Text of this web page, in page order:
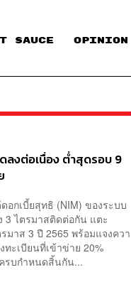
SAUCE​ OPINION
ลงต่อเนื่อง ต่ำสุดรอบ 9
อกเบี้ยสุทธิ (NIM) ของระบบ
3 ไตรมาสติดต่อกัน แตะ
าส 3 ปี 2565 พร้อมแจงควา
ทะเบียนที่เข้าข่าย 20%
รบกำหนดสิ้นกัน...